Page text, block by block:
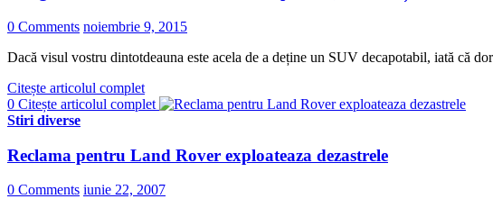
0 Comments noiembrie 9, 2015
Dacă visul vostru dintotdeauna este acela de a deține un SUV decapotabil, iată că
Citește articolul complet
0 Citește articolul complet
Stiri diverse
Reclama pentru Land Rover exploateaza dezastrele
0 Comments iunie 22, 2007